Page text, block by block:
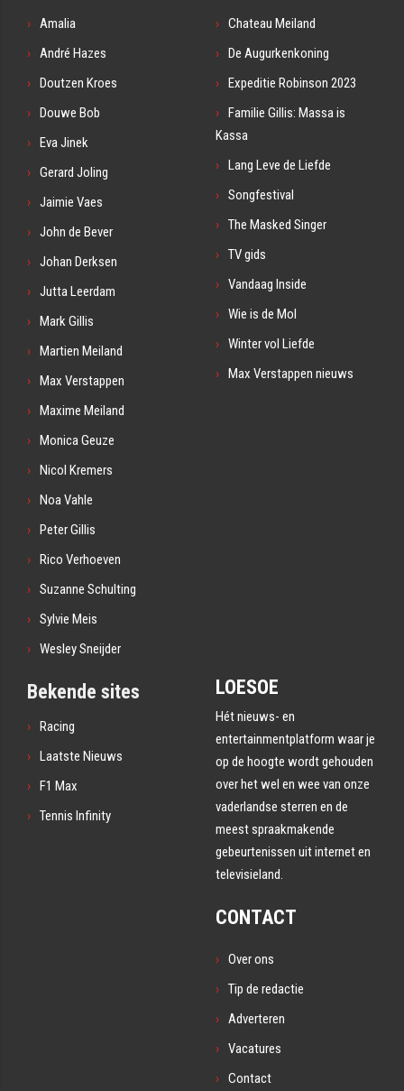
Amalia
André Hazes
Doutzen Kroes
Douwe Bob
Eva Jinek
Gerard Joling
Jaimie Vaes
John de Bever
Johan Derksen
Jutta Leerdam
Mark Gillis
Martien Meiland
Max Verstappen
Maxime Meiland
Monica Geuze
Nicol Kremers
Noa Vahle
Peter Gillis
Rico Verhoeven
Suzanne Schulting
Sylvie Meis
Wesley Sneijder
Chateau Meiland
De Augurkenkoning
Expeditie Robinson 2023
Familie Gillis: Massa is
Kassa
Lang Leve de Liefde
Songfestival
The Masked Singer
TV gids
Vandaag Inside
Wie is de Mol
Winter vol Liefde
Max Verstappen nieuws
Bekende sites
Racing
Laatste Nieuws
F1 Max
Tennis Infinity
LOESOE
Hét nieuws- en
entertainmentplatform waar je
op de hoogte wordt gehouden
over het wel en wee van onze
vaderlandse sterren en de
meest spraakmakende
gebeurtenissen uit internet en
televisieland.
CONTACT
Over ons
Tip de redactie
Adverteren
Vacatures
Contact